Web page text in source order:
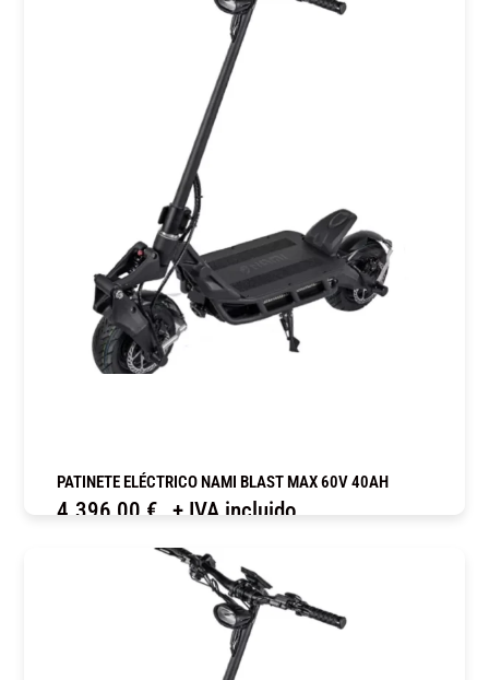
PATINETE ELÉCTRICO NAMI BLAST MAX 60V 40AH
4.396,00 € + IVA incluido